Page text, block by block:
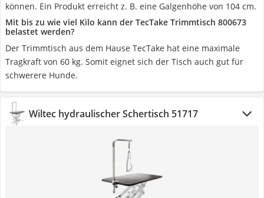
können. Ein Produkt erreicht z. B. eine Galgenhöhe von 104 cm.
Mit bis zu wie viel Kilo kann der TecTake Trimmtisch 800673
belastet werden?
Der Trimmtisch aus dem Hause TecTake hat eine maximale
Tragkraft von 60 kg. Somit eignet sich der Tisch auch gut für
schwerere Hunde.
Wiltec hydraulischer Schertisch 51717